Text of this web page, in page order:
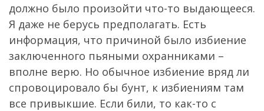
должно было произойти что-то выдающееся.
Я даже не берусь предполагать. Есть
информация, что причиной было избиение
заключенного пьяными охранниками –
вполне верю. Но обычное избиение вряд ли
спровоцировало бы бунт, к избиениям там
все привыкшие. Если били, то как-то с